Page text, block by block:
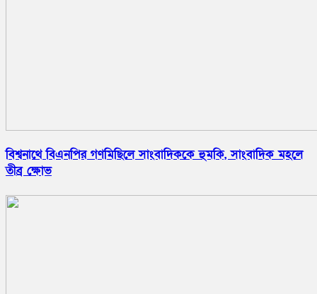
বিশ্বনাথে বিএনপির গণমিছিলে সাংবাদিককে হুমকি, সাংবাদিক মহলে
তীব্র ক্ষোভ